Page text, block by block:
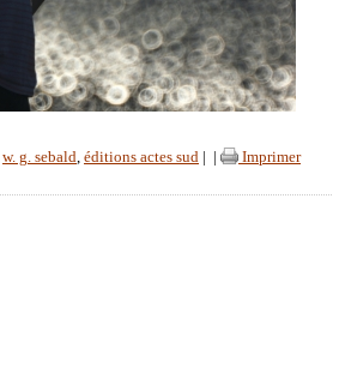
w. g. sebald, éditions actes sud Imprimer